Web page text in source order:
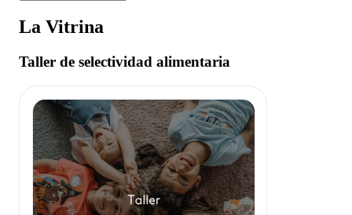
La Vitrina
Taller de selectividad alimentaria